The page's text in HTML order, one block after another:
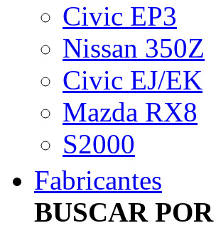
Civic EP3
Nissan 350Z
Civic EJ/EK
Mazda RX8
S2000
Fabricantes
BUSCAR